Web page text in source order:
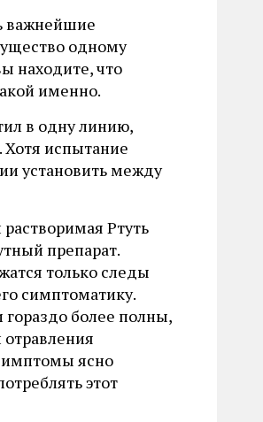
важнейшие
одному
находите, что
именно.
в одну линию,
испытание
установить между
Ртуть
препарат.
только следы
симптоматику.
более полны,
ясно
этот